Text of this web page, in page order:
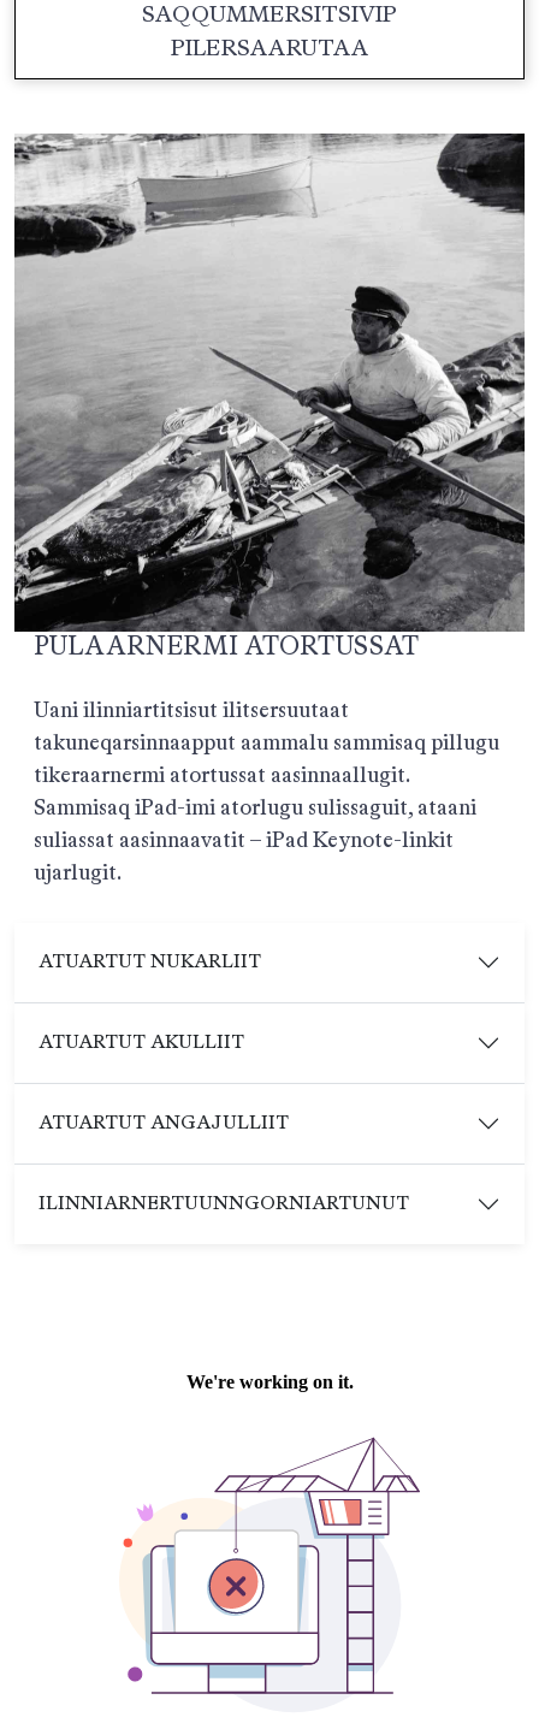
SAQQUMMERSITSIVIP
PILERSAARUTAA
PULAARNERMI ATORTUSSAT
Uani ilinniartitsisut ilitsersuutaat
takuneqarsinnaapput aammalu sammisaq pillugu
tikeraarnermi atortussat aasinnaallugit.
Sammisaq iPad-imi atorlugu sulissaguit, ataani
suliassat aasinnaavatit – iPad Keynote-linkit
ujarlugit.
ATUARTUT NUKARLIIT
ATUARTUT AKULLIIT
ATUARTUT ANGAJULLIIT
ILINNIARNERTUUNNGORNIARTUNUT